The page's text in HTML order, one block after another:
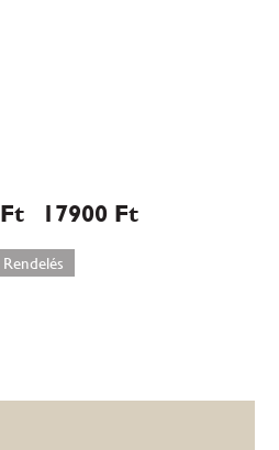
Ft 17900 Ft
Rendelés